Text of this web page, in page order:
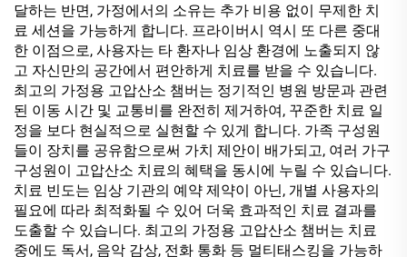
달하는 반면, 가정에서의 소유는 추가 비용 없이 무제한 치
료 세션을 가능하게 합니다. 프라이버시 역시 또 다른 중대
한 이점으로, 사용자는 타 환자나 임상 환경에 노출되지 않
고 자신만의 공간에서 편안하게 치료를 받을 수 있습니다.
최고의 가정용 고압산소 챔버는 정기적인 병원 방문과 관련
된 이동 시간 및 교통비를 완전히 제거하여, 꾸준한 치료 일
정을 보다 현실적으로 실현할 수 있게 합니다. 가족 구성원
들이 장치를 공유함으로써 가치 제안이 배가되고, 여러 가구
구성원이 고압산소 치료의 혜택을 동시에 누릴 수 있습니다.
치료 빈도는 임상 기관의 예약 제약이 아닌, 개별 사용자의
필요에 따라 최적화될 수 있어 더욱 효과적인 치료 결과를
도출할 수 있습니다. 최고의 가정용 고압산소 챔버는 치료
중에도 독서, 음악 감상, 전화 통화 등 멀티태스킹을 가능하